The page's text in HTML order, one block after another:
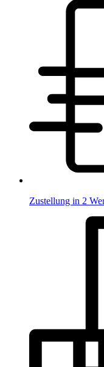
Zustellung in 2